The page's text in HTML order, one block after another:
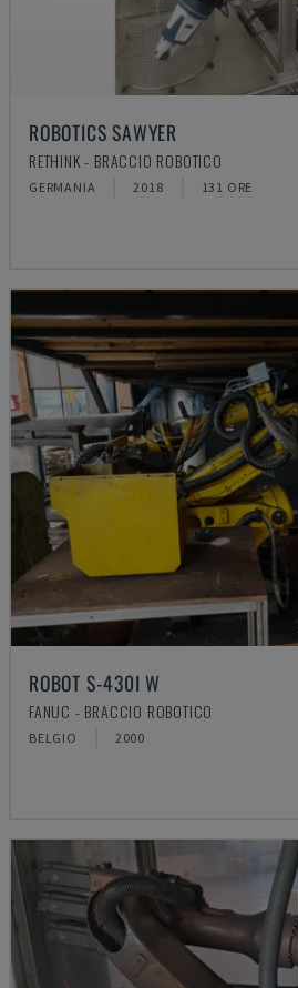
ROBOTICS SAWYER
RETHINK - BRACCIO ROBOTICO
GERMANIA 2018 131 ORE
ROBOT S-430I W
FANUC - BRACCIO ROBOTICO
BELGIO 2000